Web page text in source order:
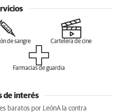
de sangre Cartelera de cine
Farmacias de guardia
de interés
baratos por LeónA la contra